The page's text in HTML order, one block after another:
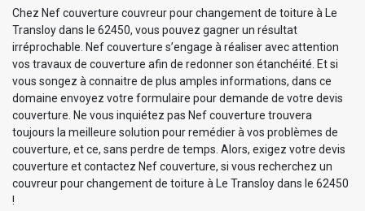
Chez Nef couverture couvreur pour changement de toiture à Le
Transloy dans le 62450, vous pouvez gagner un résultat
irréprochable. Nef couverture s’engage à réaliser avec attention
vos travaux de couverture afin de redonner son étanchéité. Et si
vous songez à connaitre de plus amples informations, dans ce
domaine envoyez votre formulaire pour demande de votre devis
couverture. Ne vous inquiétez pas Nef couverture trouvera
toujours la meilleure solution pour remédier à vos problèmes de
couverture, et ce, sans perdre de temps. Alors, exigez votre devis
couverture et contactez Nef couverture, si vous recherchez un
couvreur pour changement de toiture à Le Transloy dans le 62450
!